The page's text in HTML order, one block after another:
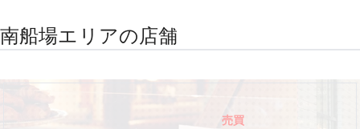
南船場エリアの店舗
売買